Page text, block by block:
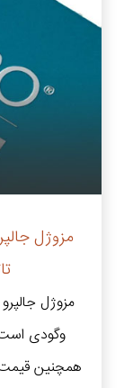
مزوژل
مزوژل
وگودی
همچنین قیمت